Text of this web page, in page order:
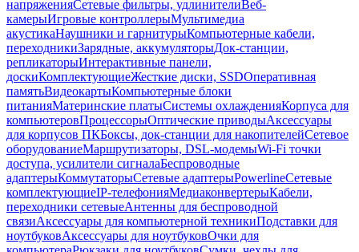
напряженияСетевые фильтры, удлинителиВеб-
камерыИгровые контроллерыМультимедиа
акустикаНаушники и гарнитурыКомпьютерные кабели,
переходникиЗарядные, аккумуляторыДок-станции,
репликаторыИнтерактивные панели,
доскиКомплектующиеЖесткие диски, SSDОперативная
памятьВидеокартыКомпьютерные блоки
питанияМатеринские платыСистемы охлажденияКорпуса для
компьютеровПроцессорыОптические приводыАксессуары
для корпусов ПКБоксы, док-станции для накопителейСетевое
оборудованиеМаршрутизаторы, DSL-модемыWi-Fi точки
доступа, усилители сигналаБеспроводные
адаптерыКоммутаторыСетевые адаптерыPowerlineСетевые
комплектующиеIP-телефонияМедиаконвертерыКабели,
переходники сетевыеАнтенны для беспроводной
связиАксессуары для компьютерной техникиПодставки для
ноутбуковАксессуары для ноутбуковОчки для